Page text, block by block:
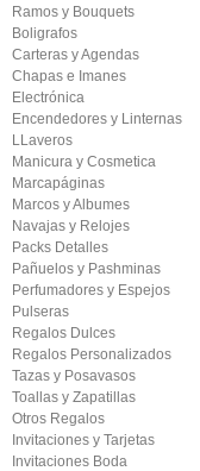
Ramos y Bouquets
Boligrafos
Carteras y Agendas
Chapas e Imanes
Electrónica
Encendedores y Linternas
LLaveros
Manicura y Cosmetica
Marcapáginas
Marcos y Albumes
Navajas y Relojes
Packs Detalles
Pañuelos y Pashminas
Perfumadores y Espejos
Pulseras
Regalos Dulces
Regalos Personalizados
Tazas y Posavasos
Toallas y Zapatillas
Otros Regalos
Invitaciones y Tarjetas
Invitaciones Boda